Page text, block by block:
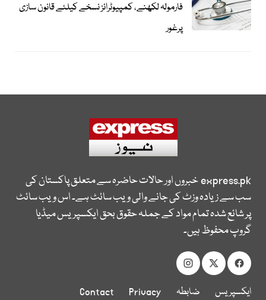
فارمولہ لکھنے، کمپیوٹرائز نسخے کیلئے قانون سازی
پرغور
express.pkخبروں اور حالات حاضرہ سے متعلق پاکستان کی
سب سے زیادہ وزٹ کی جانے والی ویب سائٹ ہے۔ اس ویب سائٹ
پر شائع شدہ تمام مواد کے جملہ حقوق بحق ایکسپریس میڈیا
گروپ محفوظ ہیں۔
ایکسپریس
ضابطہ
Privacy
Contact